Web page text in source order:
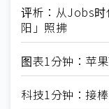
评析：从Jobs
阳」照拂
图表1分钟：苹
科技1分钟：接